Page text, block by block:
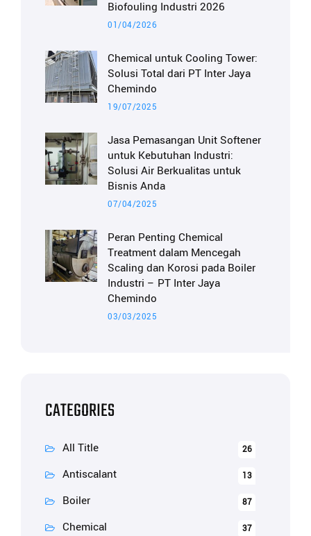
Biofouling Industri 2026
01/04/2026
Chemical untuk Cooling Tower:
Solusi Total dari PT Inter Jaya
Chemindo
19/07/2025
Jasa Pemasangan Unit Softener
untuk Kebutuhan Industri:
Solusi Air Berkualitas untuk
Bisnis Anda
07/04/2025
Peran Penting Chemical
Treatment dalam Mencegah
Scaling dan Korosi pada Boiler
Industri – PT Inter Jaya
Chemindo
03/03/2025
CATEGORIES
All Title 26
Antiscalant 13
Boiler 87
Chemical 37